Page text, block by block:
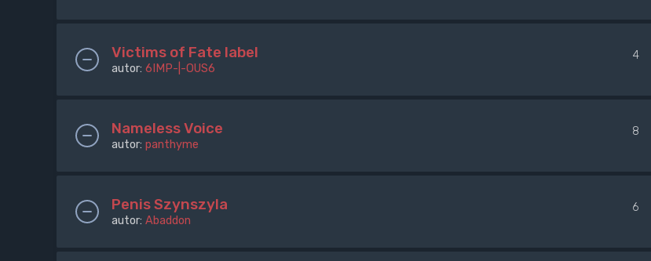
Victims of Fate label
autor: 6IMP-|-OUS6
4
Nameless Voice
autor: panthyme
8
Penis Szynszyla
autor: Abaddon
6